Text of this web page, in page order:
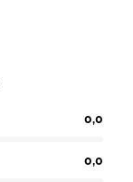
0,0
0,0